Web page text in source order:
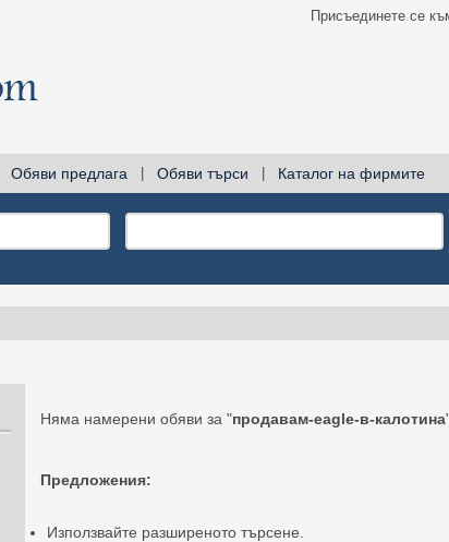
Присъединете се
Обяви предлага Обяви търси Каталог на фирмите
Няма намерени обяви за "продавам-eagle-в-калотина
Предложения:
Използвайте разширеното търсене.